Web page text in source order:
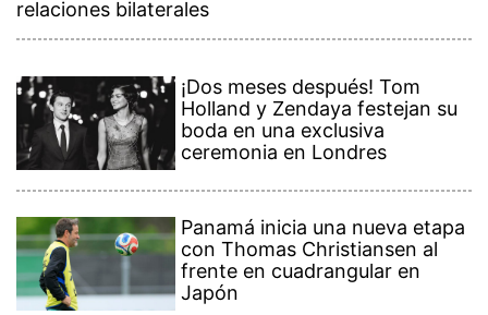
relaciones bilaterales
¡Dos meses después! Tom
Holland y Zendaya festejan su
boda en una exclusiva
ceremonia en Londres
Panamá inicia una nueva etapa
con Thomas Christiansen al
frente en cuadrangular en
Japón